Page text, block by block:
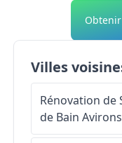
Villes
Rénovation de
de Bain Avirons